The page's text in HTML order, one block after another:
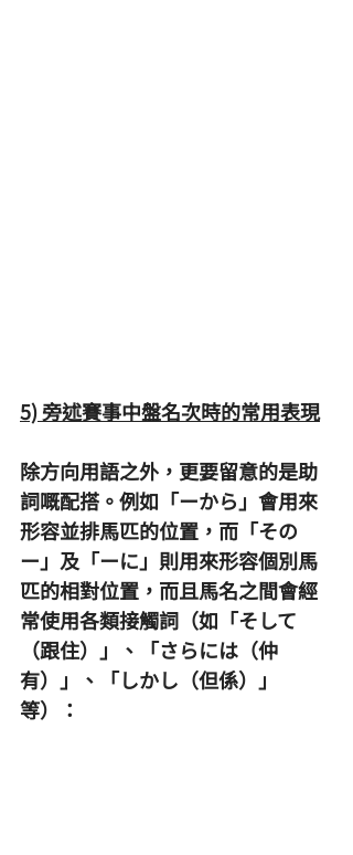
5) 旁述賽事中盤名次時的常用表現
除方向用語之外，更要留意的是助
詞嘅配搭。例如「ーから」會用來
形容並排馬匹的位置，而「その
ー」及「ーに」則用來形容個別馬
匹的相對位置，而且馬名之間會經
常使用各類接觸詞（如「そして
（跟住）」、「さらには（仲
有）」、「しかし（但係）」
等）：